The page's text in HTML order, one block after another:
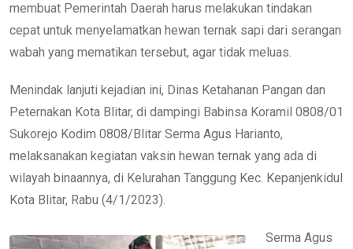
membuat Pemerintah Daerah harus melakukan tindakan
cepat untuk menyelamatkan hewan ternak sapi dari serangan
wabah yang mematikan tersebut, agar tidak meluas.
Menindak lanjuti kejadian ini, Dinas Ketahanan Pangan dan
Peternakan Kota Blitar, di dampingi Babinsa Koramil 0808/01
Sukorejo Kodim 0808/Blitar Serma Agus Harianto,
melaksanakan kegiatan vaksin hewan ternak yang ada di
wilayah binaannya, di Kelurahan Tanggung Kec. Kepanjenkidul
Kota Blitar, Rabu (4/1/2023).
Serma Agus